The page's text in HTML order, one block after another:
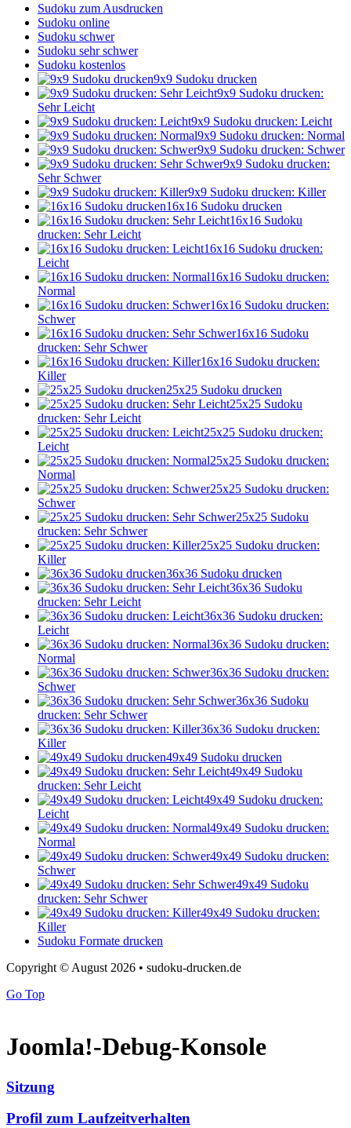
Sudoku zum Ausdrucken
Sudoku online
Sudoku schwer
Sudoku sehr schwer
Sudoku kostenlos
9x9 Sudoku drucken
9x9 Sudoku drucken:
Sehr Leicht
9x9 Sudoku drucken: Leicht
9x9 Sudoku drucken: Normal
9x9 Sudoku drucken: Schwer
9x9 Sudoku drucken:
Sehr Schwer
9x9 Sudoku drucken: Killer
16x16 Sudoku drucken
16x16 Sudoku
drucken: Sehr Leicht
16x16 Sudoku drucken:
Leicht
16x16 Sudoku drucken:
Normal
16x16 Sudoku drucken:
Schwer
16x16 Sudoku
drucken: Sehr Schwer
16x16 Sudoku drucken:
Killer
25x25 Sudoku drucken
25x25 Sudoku
drucken: Sehr Leicht
25x25 Sudoku drucken:
Leicht
25x25 Sudoku drucken:
Normal
25x25 Sudoku drucken:
Schwer
25x25 Sudoku
drucken: Sehr Schwer
25x25 Sudoku drucken:
Killer
36x36 Sudoku drucken
36x36 Sudoku
drucken: Sehr Leicht
36x36 Sudoku drucken:
Leicht
36x36 Sudoku drucken:
Normal
36x36 Sudoku drucken:
Schwer
36x36 Sudoku
drucken: Sehr Schwer
36x36 Sudoku drucken:
Killer
49x49 Sudoku drucken
49x49 Sudoku
drucken: Sehr Leicht
49x49 Sudoku drucken:
Leicht
49x49 Sudoku drucken:
Normal
49x49 Sudoku drucken:
Schwer
49x49 Sudoku
drucken: Sehr Schwer
49x49 Sudoku drucken:
Killer
Sudoku Formate drucken
Copyright © August 2026 • sudoku-drucken.de
Go Top
Joomla!-Debug-Konsole
Sitzung
Profil zum Laufzeitverhalten